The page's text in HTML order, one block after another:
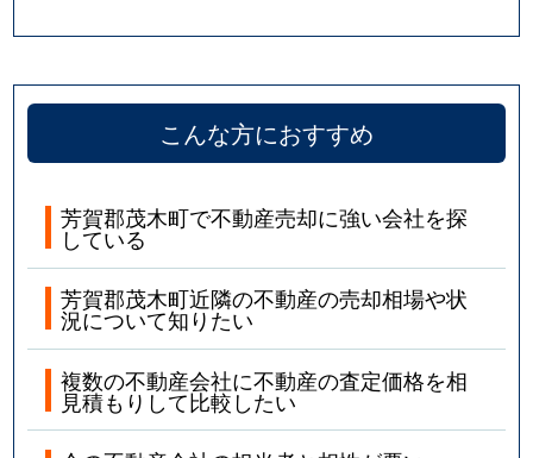
こんな方におすすめ
芳賀郡茂木町で不動産売却に強い会社を探
している
芳賀郡茂木町近隣の不動産の売却相場や状
況について知りたい
複数の不動産会社に不動産の査定価格を相
見積もりして比較したい